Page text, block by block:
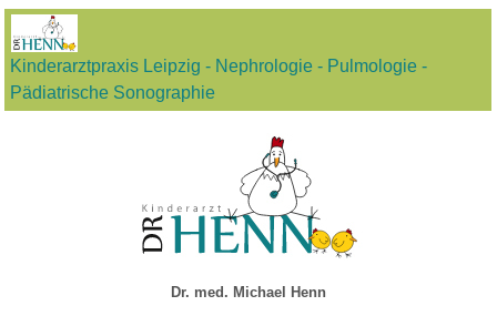
Kinderarztpraxis Leipzig - Nephrologie - Pulmologie -
Pädiatrische Sonographie
Dr. med. Michael Henn